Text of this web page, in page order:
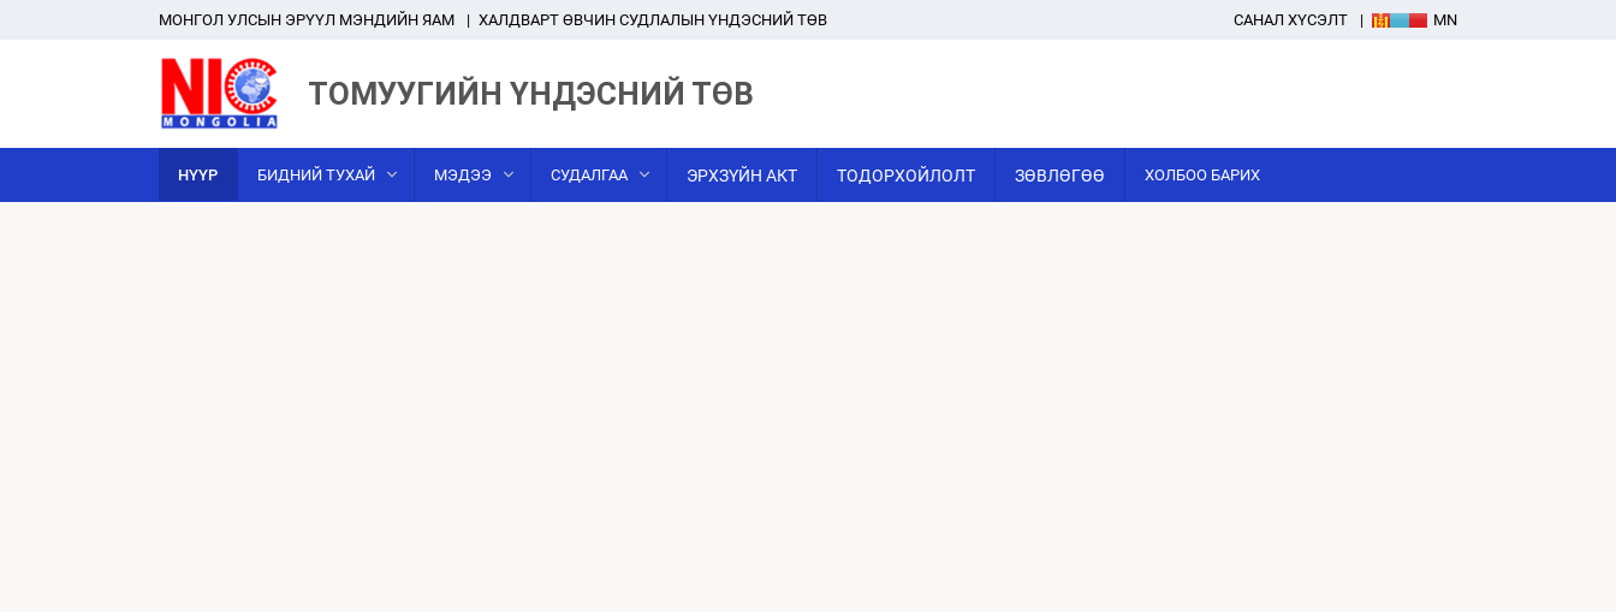
MОНГОЛ УЛСЫН ЭРҮҮЛ МЭНДИЙН ЯАМ ХАЛДВАРТ ӨВЧИН СУДЛАЛЫН ҮНДЭСНИЙ ТӨВ САНАЛ ХҮСЭЛТ MN
ТОМУУГИЙН ҮНДЭСНИЙ ТӨВ
НҮҮР БИДНИЙ ТУХАЙ МЭДЭЭ СУДАЛГАА ЭРХЗҮЙН АКТ ТОДОРХОЙЛОЛТ ЗӨВЛӨГӨӨ ХОЛБОО БАРИХ